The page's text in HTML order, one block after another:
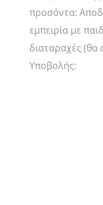
προσόντα:
εμπειρία με
διαταραχές (θα
Υποβολής: